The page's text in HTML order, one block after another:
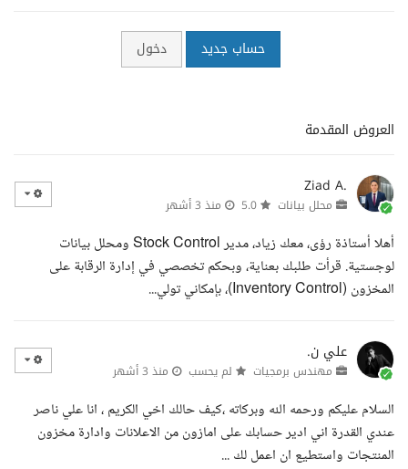
حساب جديد دخول
العروض المقدمة
Ziad A.
محلل بيانات منذ 3 أشهر
أهلا أستاذة رؤى، معك زياد، مدير Stock Control ومحلل بيانات
لوجستية. قرأت طلبك بعناية، وبحكم تخصصي في إدارة الرقابة على
المخزون (Inventory Control)، بإمكاني تولي...
علي ن.
مهندس برمجيات لم يحسب منذ 3 أشهر
السلام عليكم ورحمه الله وبركاته ،كيف حالك اخي الكريم ، انا علي ناصر
عندي القدرة اني ادير حسابك على امازون من الاعلانات وادارة مخزون
المنتجات واستطيع ان اعمل لك ...